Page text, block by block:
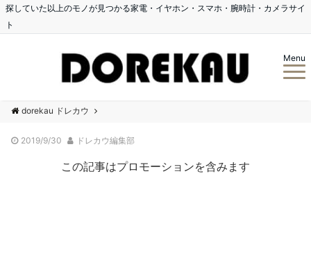
探していた以上のモノが見つかる家電・イヤホン・スマホ・腕時計・カメラサイ
ト
Menu
dorekau ドレカウ
2019/9/30 ドレカウ編集部
この記事はプロモーションを含みます